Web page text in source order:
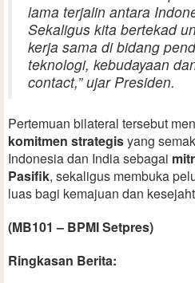
lama terjalin antara
Sekaligus kita bertekad
kerja sama di bidang
teknologi, kebudayaan
contact,” ujar Presiden.
Pertemuan bilateral tersebut
komitmen strategisyang
Indonesia dan India sebagai
Pasifik, sekaligus membuka
luas bagi kemajuan dan
(MB101 – BPMI Setpres)
Ringkasan Berita: